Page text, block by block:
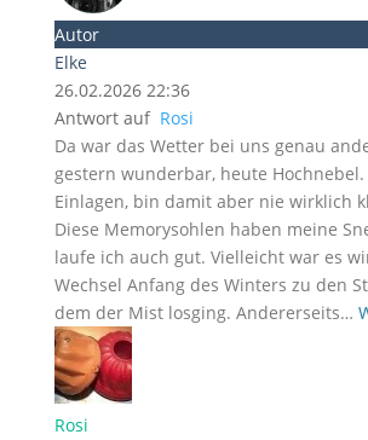
Autor
Elke
26.02.2026 22:36
Antwort auf Rosi
Da war das Wetter bei uns genau
gestern wunderbar, heute
Einlagen, bin damit aber nie wirklich
Diese Memorysohlen haben meine
laufe ich auch gut. Vielleicht war es
Wechsel Anfang des Winters zu den
dem der Mist losging. Andererseits…
Rosi